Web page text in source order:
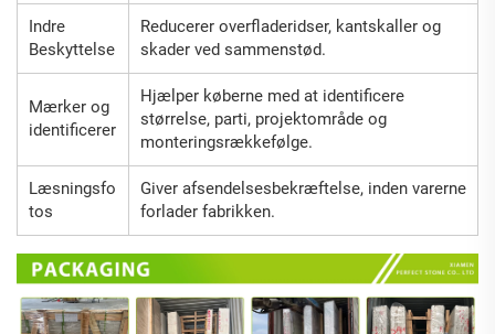
Indre
Beskyttelse
Reducerer overfladeridser, kantskaller og
skader ved sammenstød.
Mærker og
identificerer
Hjælper køberne med at identificere
størrelse, parti, projektområde og
monteringsrækkefølge.
Læsningsfo
tos
Giver afsendelsesbekræftelse, inden varerne
forlader fabrikken.